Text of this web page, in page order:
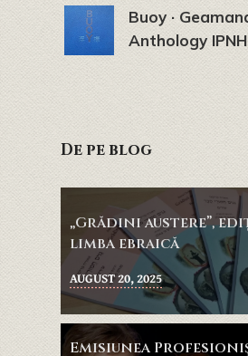
Buoy ·
Anthology
De pe blog
„Grădini austere”,
limba ebraică
AUGUST 20, 2025
Emisiunea